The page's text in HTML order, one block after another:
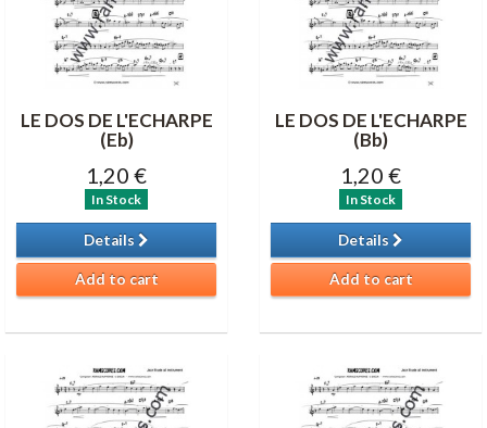
LE DOS DE L'ECHARPE
(Eb)
1,20 €
In Stock
Details
Add to cart
LE DOS DE L'ECHARPE
(Bb)
1,20 €
In Stock
Details
Add to cart